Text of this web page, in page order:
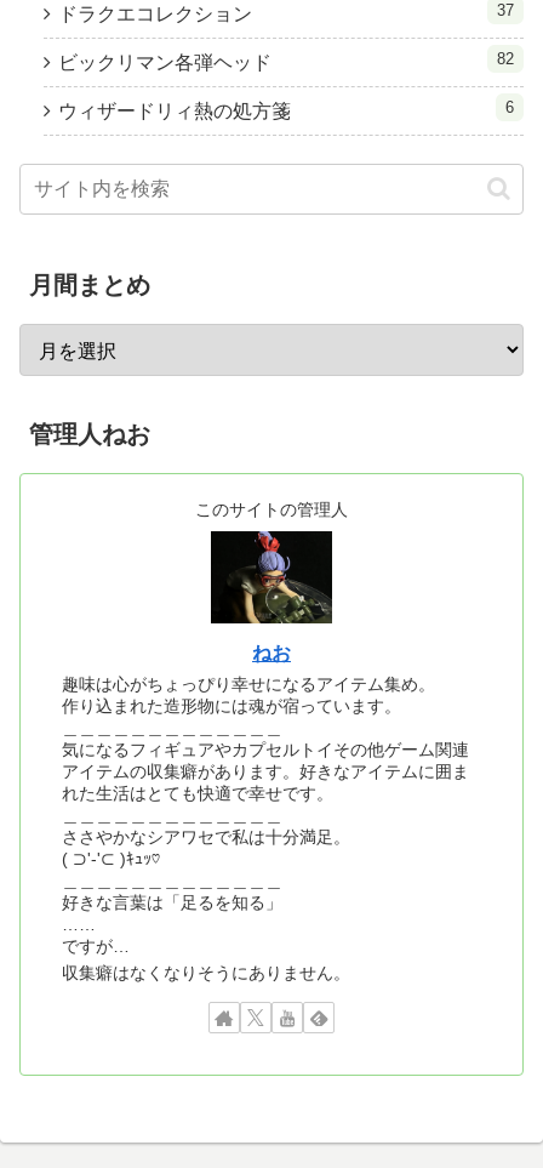
ドラクエコレクション 37
ビックリマン各弾ヘッド 82
ウィザードリィ熱の処方箋 6
月間まとめ
管理人ねお
このサイトの管理人
ねお
趣味は心がちょっぴり幸せになるアイテム集め。
作り込まれた造形物には魂が宿っています。
気になるフィギュアやカプセルトイその他ゲーム関連
アイテムの収集癖があります。好きなアイテムに囲ま
れた生活はとても快適で幸せです。
ささやかなシアワセで私は十分満足。
( ⊃'-'⊂ )ｷｭｯ♡
好きな言葉は「足るを知る」
ですが…
収集癖はなくなりそうにありません。